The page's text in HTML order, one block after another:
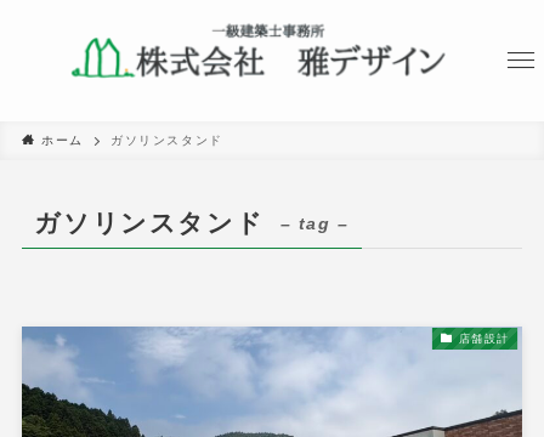
ホーム ガソリンスタンド
ガソリンスタンド – tag –
店舗設計